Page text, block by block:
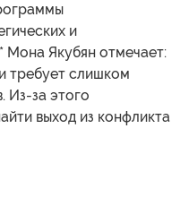
и
Мона Якубян отмечает:
требует слишком
Из-за этого
выход из конфликта